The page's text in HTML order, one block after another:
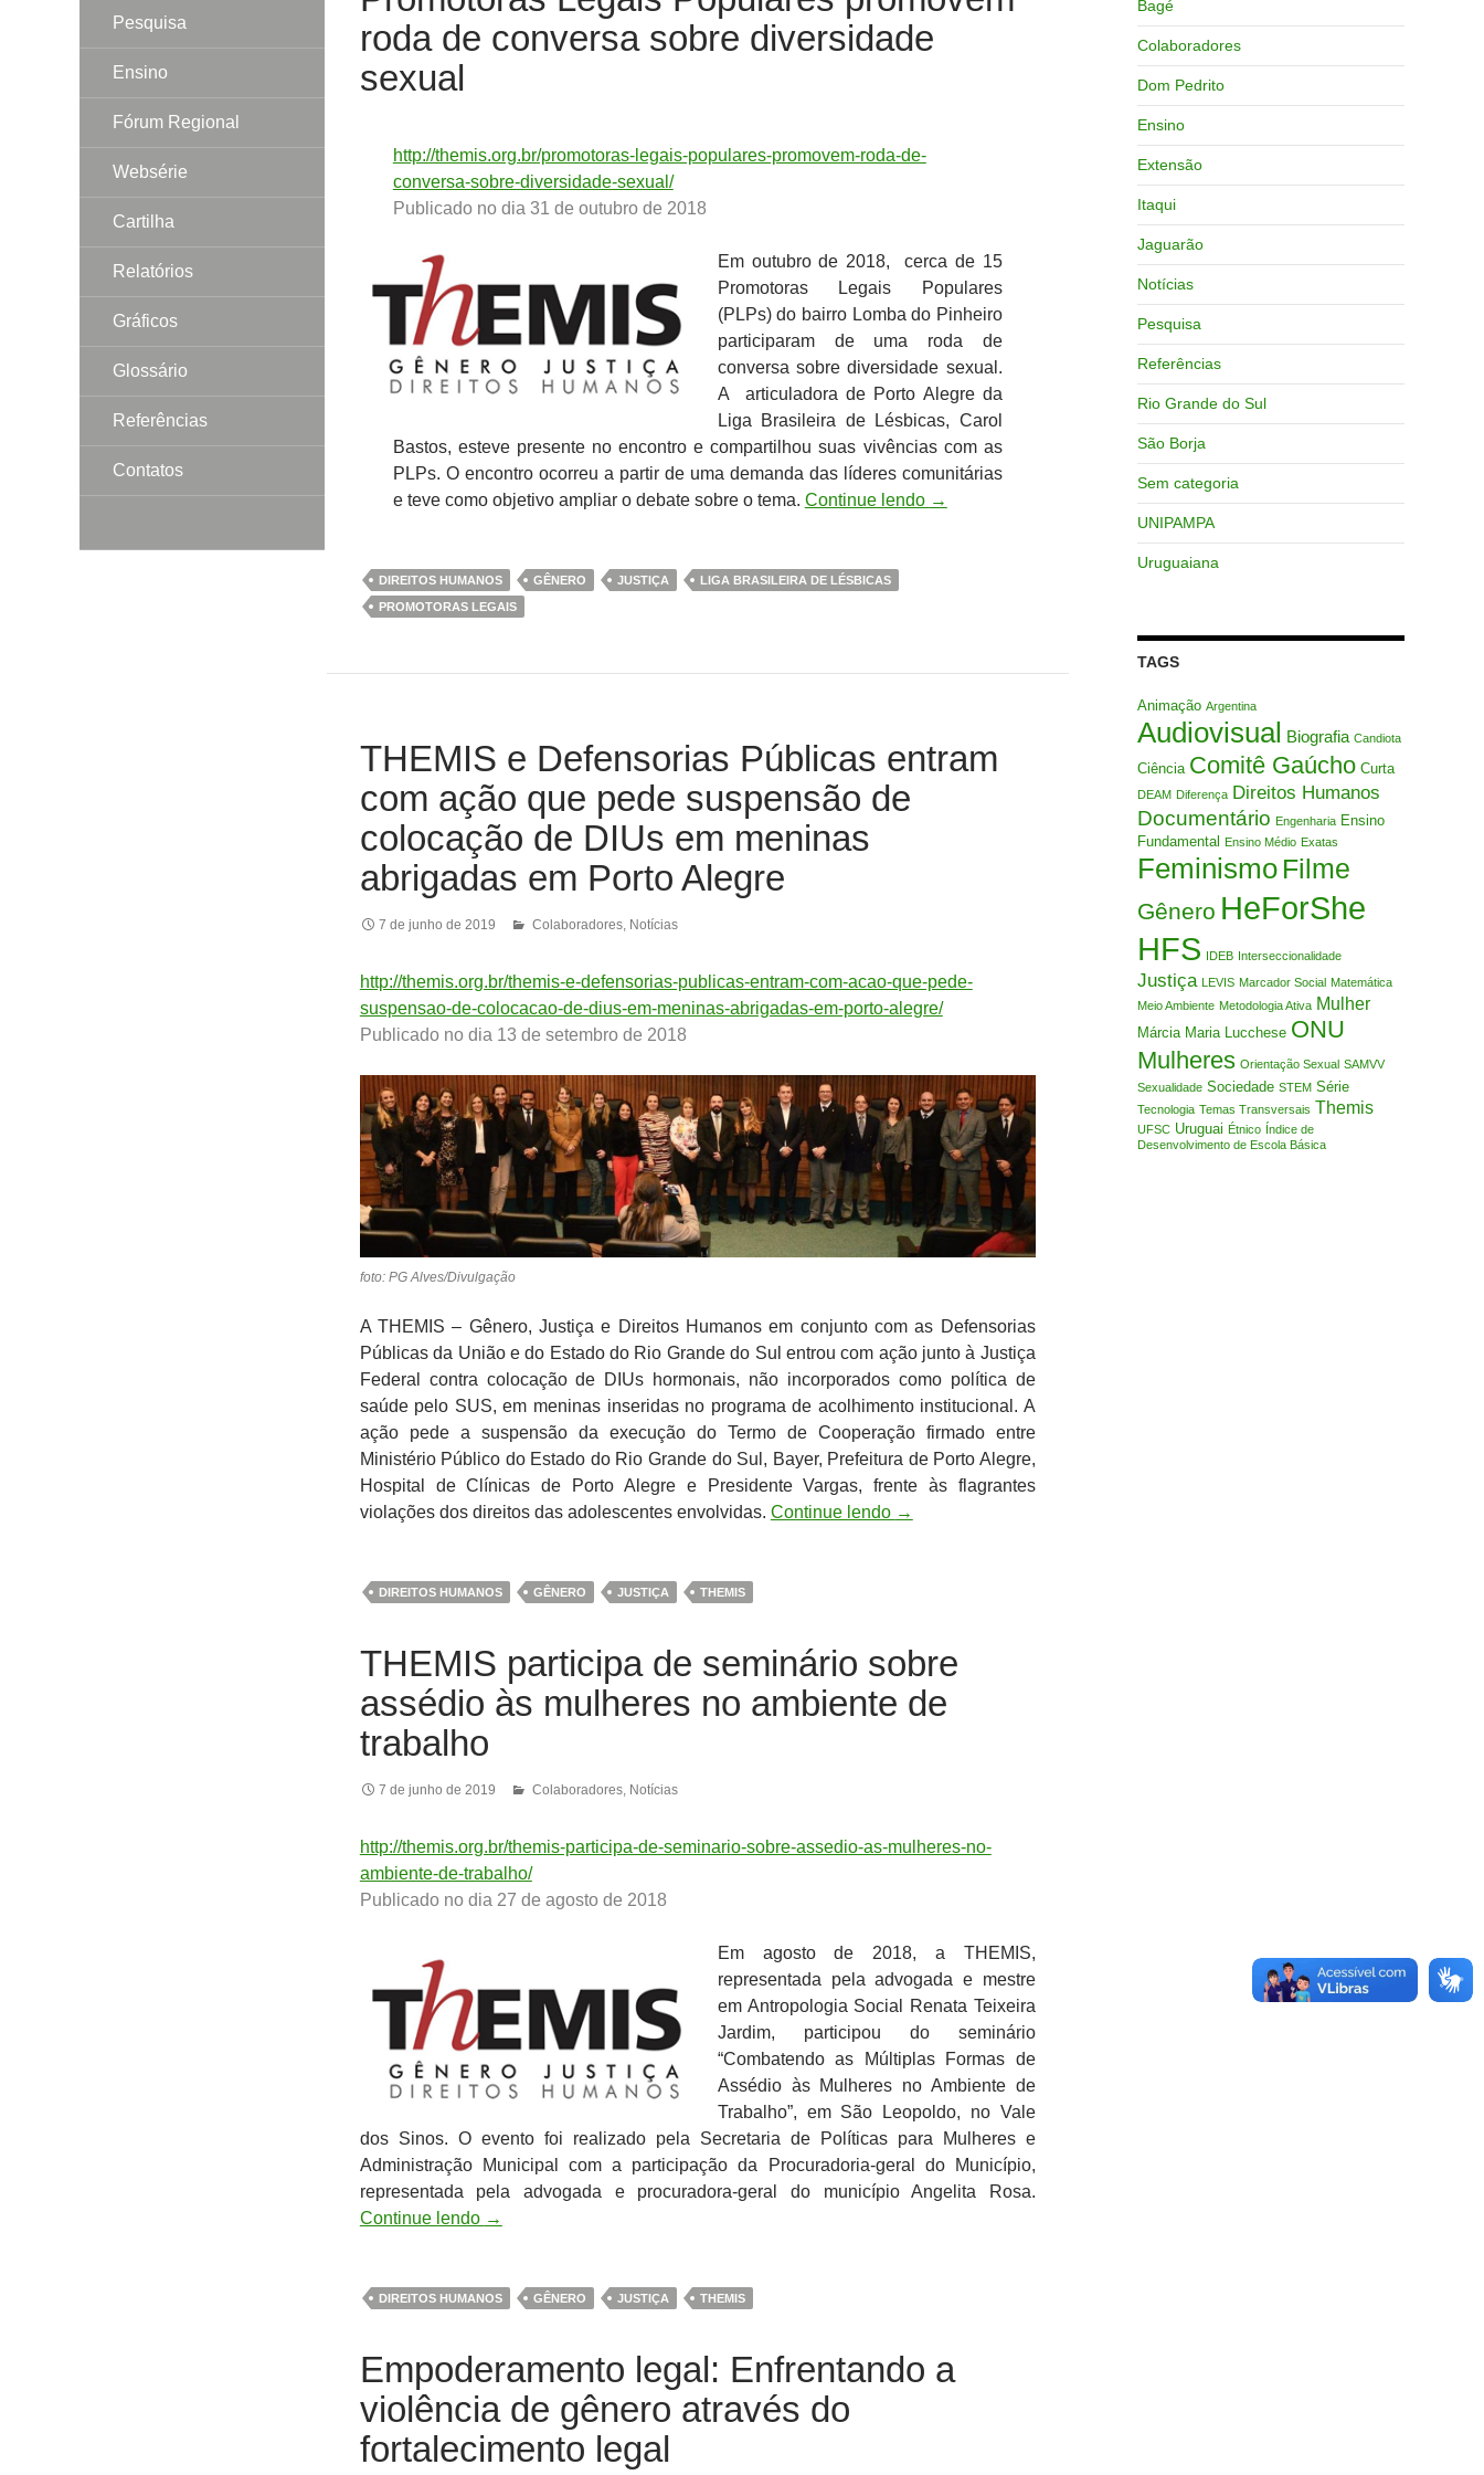
roda de conversa sobre diversidade
sexual
http://themis.org.br/promotoras-legais-populares-promovem-roda-de-
conversa-sobre-diversidade-sexual/
Publicado no dia 31 de outubro de 2018
Em outubro de 2018, cerca de 15
Promotoras Legais Populares
(PLPs) do bairro Lomba do Pinheiro
participaram de uma roda de
conversa sobre diversidade sexual.
A articuladora de Porto Alegre da
Liga Brasileira de Lésbicas, Carol
Bastos, esteve presente no encontro e compartilhou suas vivências com as
PLPs. O encontro ocorreu a partir de uma demanda das líderes comunitárias
e teve como objetivo ampliar o debate sobre o tema. Continue lendo →
DIREITOS HUMANOS GÊNERO JUSTIÇA
LIGA BRASILEIRA DE LÉSBICAS
PROMOTORAS LEGAIS
THEMIS e Defensorias Públicas entram
com ação que pede suspensão de
colocação de DIUs em meninas
abrigadas em Porto Alegre
7 de junho de 2019 Colaboradores, Notícias
http://themis.org.br/themis-e-defensorias-publicas-entram-com-acao-que-pede-
suspensao-de-colocacao-de-dius-em-meninas-abrigadas-em-porto-alegre/
Publicado no dia 13 de setembro de 2018
foto: PG Alves/Divulgação
A THEMIS – Gênero, Justiça e Direitos Humanos em conjunto com as Defensorias
Públicas da União e do Estado do Rio Grande do Sul entrou com ação junto à Justiça
Federal contra colocação de DIUs hormonais, não incorporados como política de
saúde pelo SUS, em meninas inseridas no programa de acolhimento institucional. A
ação pede a suspensão da execução do Termo de Cooperação firmado entre
Ministério Público do Estado do Rio Grande do Sul, Bayer, Prefeitura de Porto Alegre,
Hospital de Clínicas de Porto Alegre e Presidente Vargas, frente às flagrantes
violações dos direitos das adolescentes envolvidas. Continue lendo →
DIREITOS HUMANOS GÊNERO JUSTIÇA THEMIS
THEMIS participa de seminário sobre
assédio às mulheres no ambiente de
trabalho
7 de junho de 2019 Colaboradores, Notícias
http://themis.org.br/themis-participa-de-seminario-sobre-assedio-as-mulheres-no-
ambiente-de-trabalho/
Publicado no dia 27 de agosto de 2018
Em agosto de 2018, a THEMIS,
representada pela advogada e mestre
em Antropologia Social Renata Teixeira
Jardim, participou do seminário
“Combatendo as Múltiplas Formas de
Assédio às Mulheres no Ambiente de
Trabalho”, em São Leopoldo, no Vale
dos Sinos. O evento foi realizado pela Secretaria de Políticas para Mulheres e
Administração Municipal com a participação da Procuradoria-geral do Município,
representada pela advogada e procuradora-geral do município Angelita Rosa.
Continue lendo →
DIREITOS HUMANOS GÊNERO JUSTIÇA THEMIS
Empoderamento legal: Enfrentando a
violência de gênero através do
fortalecimento legal
Bagé
Colaboradores
Dom Pedrito
Ensino
Extensão
Itaqui
Jaguarão
Notícias
Pesquisa
Referências
Rio Grande do Sul
São Borja
Sem categoria
UNIPAMPA
Uruguaiana
TAGS
Animação Argentina
Audiovisual Biografia Candiota
Ciência Comitê Gaúcho Curta
DEAM Diferença Direitos Humanos
Documentário Engenharia Ensino
Fundamental Ensino Médio Exatas
Feminismo Filme
Gênero HeForShe
HFS IDEB Interseccionalidade
Justiça LEVIS Marcador Social Matemática
Meio Ambiente Metodologia Ativa Mulher
Márcia Maria Lucchese ONU
Mulheres Orientação Sexual SAMVV
Sexualidade Sociedade STEM Série
Tecnologia Temas Transversais Themis
UFSC Uruguai Étnico Índice de
Desenvolvimento de Escola Básica
Pesquisa
Ensino
Fórum Regional
Websérie
Cartilha
Relatórios
Gráficos
Glossário
Referências
Contatos